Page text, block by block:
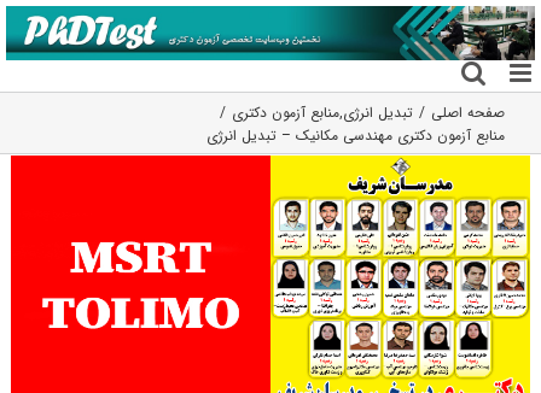
رفتن
به
محتوا
صفحه اصلی تبدیل انرژی,منابع آزمون دکتری
منابع آزمون دکتری مهندسی مکانیک – تبدیل انرژی